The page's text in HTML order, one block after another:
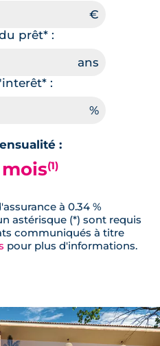
prêt* :
:
:
(1)
à 0.34 %
astérisque (*) sont requis
communiqués à titre
pour plus d'informations.